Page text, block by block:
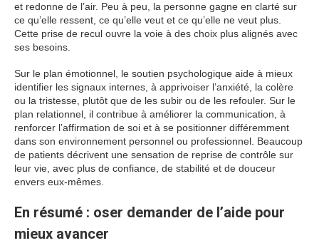
et redonne de l’air. Peu à peu, la personne gagne en clarté sur
ce qu’elle ressent, ce qu’elle veut et ce qu’elle ne veut plus.
Cette prise de recul ouvre la voie à des choix plus alignés avec
ses besoins.
Sur le plan émotionnel, le soutien psychologique aide à mieux
identifier les signaux internes, à apprivoiser l’anxiété, la colère
ou la tristesse, plutôt que de les subir ou de les refouler. Sur le
plan relationnel, il contribue à améliorer la communication, à
renforcer l’affirmation de soi et à se positionner différemment
dans son environnement personnel ou professionnel. Beaucoup
de patients décrivent une sensation de reprise de contrôle sur
leur vie, avec plus de confiance, de stabilité et de douceur
envers eux-mêmes.
En résumé : oser demander de l’aide pour
mieux avancer